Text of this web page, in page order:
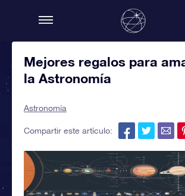
Mejores regalos para
la Astronomía
Astronomía
Compartir este artículo: